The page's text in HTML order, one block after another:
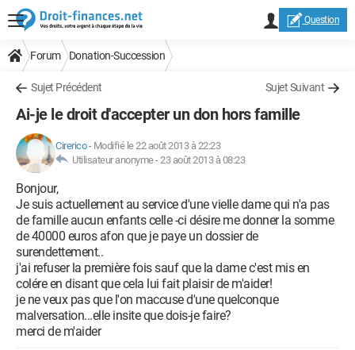
Question
Forum Donation-Succession
Sujet Précédent Sujet Suivant
Ai-je le droit d'accepter un don hors famille
Cirerico- Modifié le 22 août 2013 à 22:23
Utilisateur anonyme -23 août 2013 à 08:23
Bonjour,
Je suis actuellement au service d'une vielle dame qui n'a pas
de famille aucun enfants celle -ci désire me donner la somme
de 40000 euros afon que je paye un dossier de
surendettement..
j'ai refuser la première fois sauf que la dame c'est mis en
colére en disant que cela lui fait plaisir de m'aider!
je ne veux pas que l'on maccuse d'une quelconque
malversation...elle insite que dois-je faire?
merci de m'aider